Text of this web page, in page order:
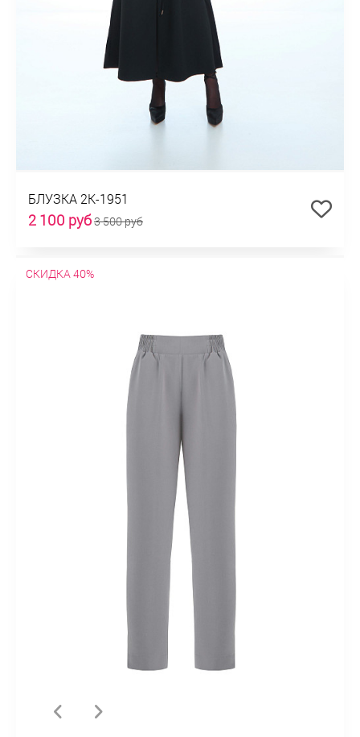
БЛУЗКА 2К-1951
2 100 руб3 500 руб
СКИДКА 40%